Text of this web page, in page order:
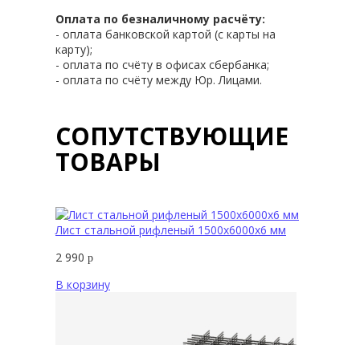
Оплата по безналичному расчёту:
- оплата банковской картой (с карты на
карту);
- оплата по счёту в офисах сбербанка;
- оплата по счёту между Юр. Лицами.
СОПУТСТВУЮЩИЕ
ТОВАРЫ
Лист стальной рифленый 1500х6000х6 мм
2 990 р
В корзину